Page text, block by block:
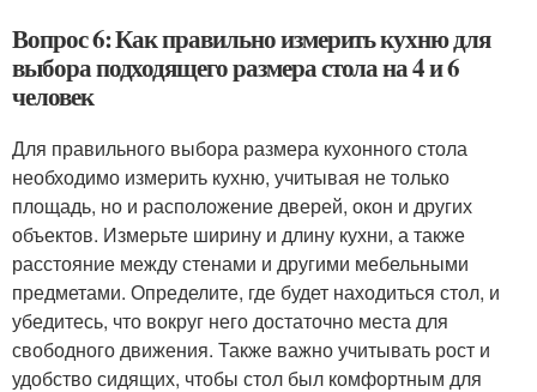
Вопрос 6: Как правильно измерить кухню для
выбора подходящего размера стола на 4 и 6
человек
Для правильного выбора размера кухонного стола
необходимо измерить кухню, учитывая не только
площадь, но и расположение дверей, окон и других
объектов. Измерьте ширину и длину кухни, а также
расстояние между стенами и другими мебельными
предметами. Определите, где будет находиться стол, и
убедитесь, что вокруг него достаточно места для
свободного движения. Также важно учитывать рост и
удобство сидящих, чтобы стол был комфортным для